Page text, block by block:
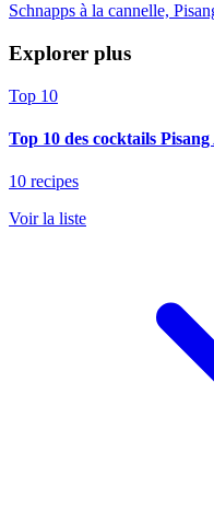
Schnapps à la cannelle,
Explorer plus
Top 10
Top 10 des cocktails
10 recipes
Voir la liste